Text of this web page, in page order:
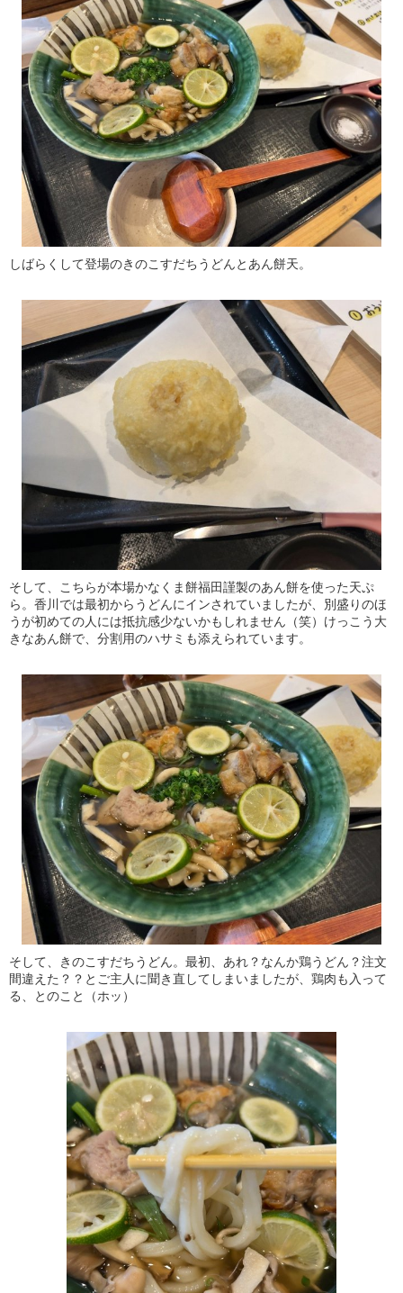
しばらくして登場のきのこすだちうどんとあん餅天。
そして、こちらが本場かなくま餅福田謹製のあん餅を使った天ぷ
ら。香川では最初からうどんにインされていましたが、別盛りのほ
うが初めての人には抵抗感少ないかもしれません（笑）けっこう大
きなあん餅で、分割用のハサミも添えられています。
そして、きのこすだちうどん。最初、あれ？なんか鶏うどん？注文
間違えた？？とご主人に聞き直してしまいましたが、鶏肉も入って
る、とのこと（ホッ）